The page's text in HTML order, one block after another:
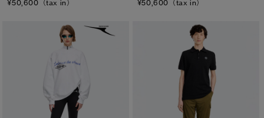
¥50,600（tax in） ¥50,600（tax in）